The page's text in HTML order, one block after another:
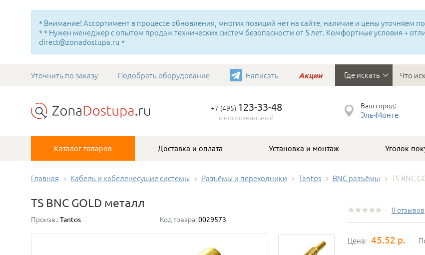
* Внимание! Ассортимент в процессе обновления, многих позиций нет на сайте, наличие и цены уточняем
* * Нужен менеджер с опытом продаж технических систем безопасности от 5 лет. Комфортные условия +
direct@zonadostupa.ru *
Уточнить по заказу Подобрать оборудование Написать Акции Где искать
+7 (495) 123-33-48
многоканальный
Ваш город:
Эль-Монте
Каталог товаров Доставка и оплата Установка и монтаж Уголок
Главная Кабель и кабеленесущие системы Разъёмы и переходники Tantos BNC разъёмы TS BNC
TS BNC GOLD металл
Произв.:Tantos Код товара:0029573
0 отзывов
Цена: 45.52 р.